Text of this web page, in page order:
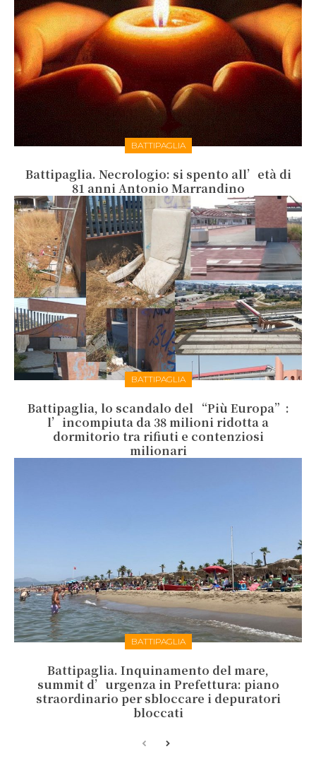
BATTIPAGLIA
Battipaglia. Necrologio: si spento all’età di
81 anni Antonio Marrandino
BATTIPAGLIA
Battipaglia, lo scandalo del “Più Europa”:
l’incompiuta da 38 milioni ridotta a
dormitorio tra rifiuti e contenziosi
milionari
BATTIPAGLIA
Battipaglia. Inquinamento del mare,
summit d’urgenza in Prefettura: piano
straordinario per sbloccare i depuratori
bloccati